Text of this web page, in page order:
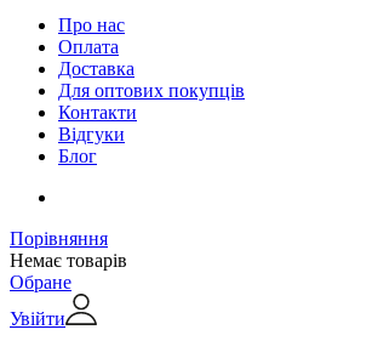
Про нас
Оплата
Доставка
Для оптових покупців
Контакти
Відгуки
Блог
Порівняння
Немає товарів
Обране
Увійти